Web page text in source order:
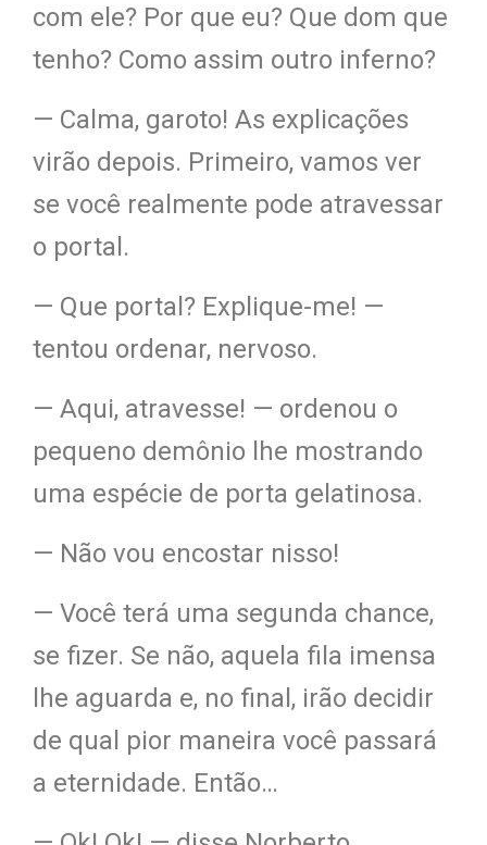
com ele? Por que eu? Que dom que
tenho? Como assim outro inferno?
— Calma, garoto! As explicações
virão depois. Primeiro, vamos ver
se você realmente pode atravessar
o portal.
— Que portal? Explique-me! —
tentou ordenar, nervoso.
— Aqui, atravesse! — ordenou o
pequeno demônio lhe mostrando
uma espécie de porta gelatinosa.
— Não vou encostar nisso!
— Você terá uma segunda chance,
se fizer. Se não, aquela fila imensa
lhe aguarda e, no final, irão decidir
de qual pior maneira você passará
a eternidade. Então…